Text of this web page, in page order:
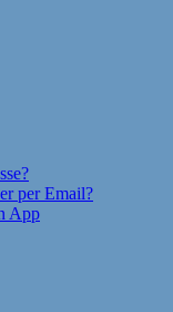
per Email?
App